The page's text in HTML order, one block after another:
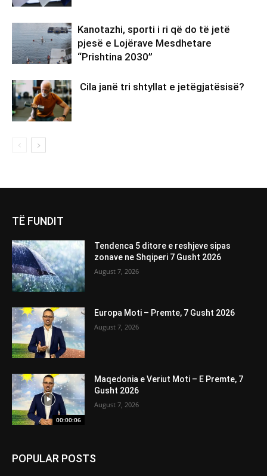
Kanotazhi, sporti i ri që do të jetë
pjesë e Lojërave Mesdhetare
“Prishtina 2030”
Cila janë tri shtyllat e jetëgjatësisë?
TË FUNDIT
Tendenca 5 ditore e reshjeve sipas
zonave ne Shqiperi 7 Gusht 2026
August 7, 2026
Europa Moti – Premte, 7 Gusht 2026
August 7, 2026
00:00:06
Maqedonia e Veriut Moti – E Premte, 7
Gusht 2026
August 7, 2026
POPULAR POSTS